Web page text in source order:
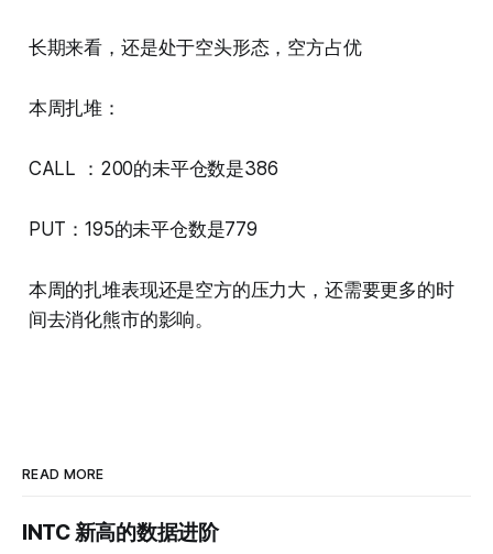
长期来看，还是处于空头形态，空方占优
本周扎堆：
CALL ：200的未平仓数是386
PUT：195的未平仓数是779
本周的扎堆表现还是空方的压力大，还需要更多的时
间去消化熊市的影响。
READ MORE
INTC 新高的数据进阶